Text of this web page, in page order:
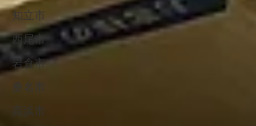
知立市
西尾市
岩倉市
桑名市
高浜市